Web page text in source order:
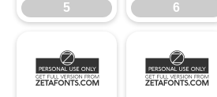
5 6
8 9